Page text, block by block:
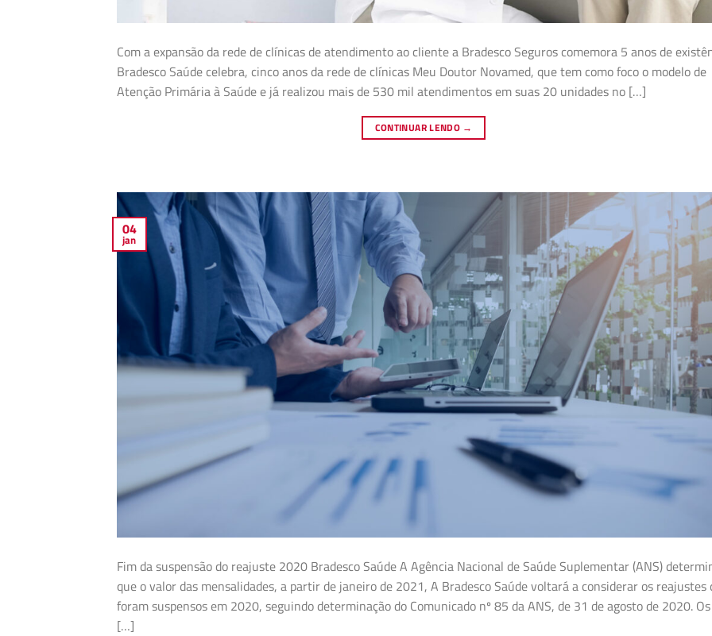
Com a expansão da rede de clínicas de atendimento ao cliente a Bradesco Seguros comemora 5 anos de
Bradesco Saúde celebra, cinco anos da rede de clínicas Meu Doutor Novamed, que tem como foco o modelo de
Atenção Primária à Saúde e já realizou mais de 530 mil atendimentos em suas 20 unidades no […]
CONTINUAR LENDO →
04
jan
Fim da suspensão do reajuste 2020 Bradesco Saúde A Agência Nacional de Saúde Suplementar (ANS)
que o valor das mensalidades, a partir de janeiro de 2021, A Bradesco Saúde voltará a considerar os reajustes
foram suspensos em 2020, seguindo determinação do Comunicado nº 85 da ANS, de 31 de agosto de 2020. Os
[…]